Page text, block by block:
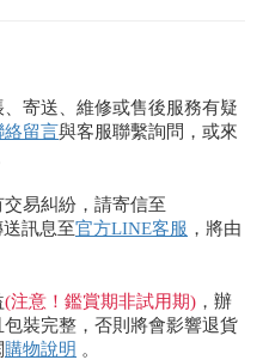
寄送、維修或售後服務有疑
絡留言與客服聯繫詢問，或來
易糾紛，請寄信至
訊息至官方LINE客服 ，將由
(注意！鑑賞期非試用期) ，辦
裝完整，否則將會影響退貨
購物說明 。